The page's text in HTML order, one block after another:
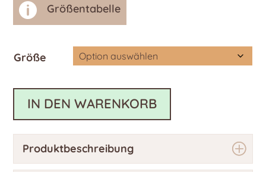
 Größentabelle
Größe
IN DEN WARENKORB
Produktbeschreibung